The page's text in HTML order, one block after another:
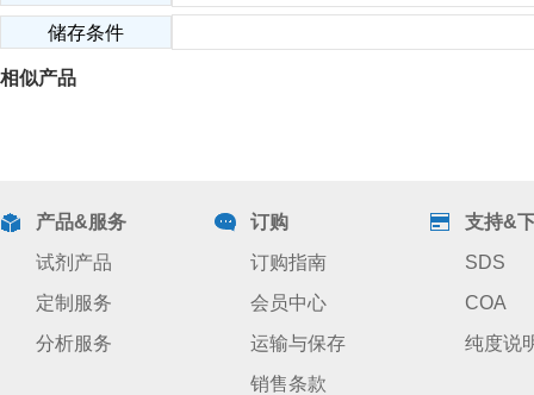
储存条件
相似产品
产品&服务
试剂产品
定制服务
分析服务
订购
订购指南
会员中心
运输与保存
销售条款
支持&
SDS
COA
纯度说